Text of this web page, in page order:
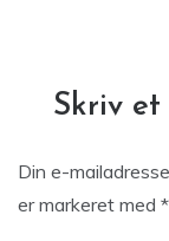
Skriv et
Din e-
er markeret med *